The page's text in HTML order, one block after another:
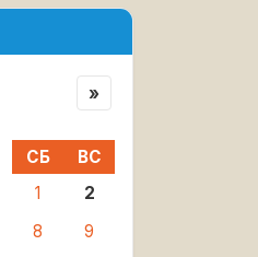
»
СБ
ВС
1
2
8
9